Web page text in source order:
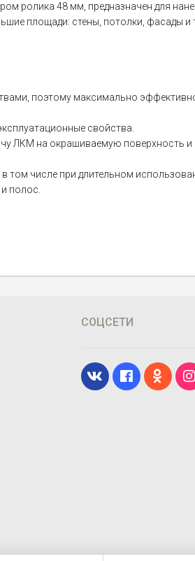
ролика 48 мм, предназначен для
площади: стены, потолки, фасады и
поэтому максимально
свойства.
ЛКМ на окрашиваемую поверхность и
том числе при длительном
полос.
СОЦСЕТИ